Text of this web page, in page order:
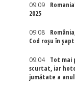
09:09
2025
09:08
Cod roșu în
09:04
Tot mai
scurtat, iar
jumătate a